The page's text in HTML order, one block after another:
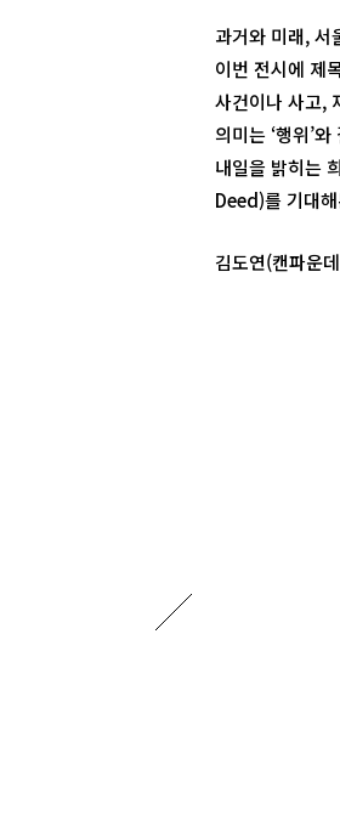
과거와 미래, 서
이번 전시에 제
사건이나 사고,
의미는 ‘행위’
내일을 밝히는
Deed)를 기대
김도연(캔파운